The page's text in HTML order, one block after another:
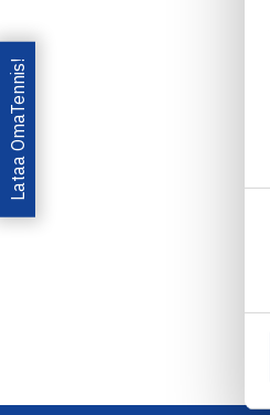
Lataa OmaTennis!